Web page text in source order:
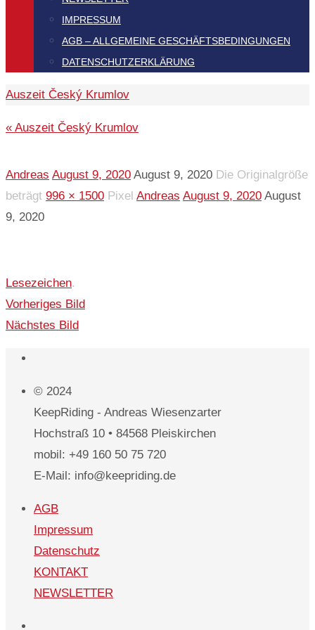
IMPRESSUM
AGB – ALLGEMEINE GESCHÄFTSBEDINGUNGEN
DATENSCHUTZERKLÄRUNG
Start
Auszeit Český Krumlov
« Auszeit Český Krumlov
Andreas August 9, 2020 August 9, 2020 Die Originalgröße
beträgt 996 × 1500 Pixel Andreas August 9, 2020 August
9, 2020
Lesezeichen.
Vorheriges Bild
Nächstes Bild
© 2024
KeepRiding - Andreas Wiesenzarter
Hochstraß 10 • 84568 Pleiskirchen
mobil: +49 160 50 75 720
E-Mail: info@keepriding.de
AGB
Impressum
Datenschutz
KONTAKT
NEWSLETTER